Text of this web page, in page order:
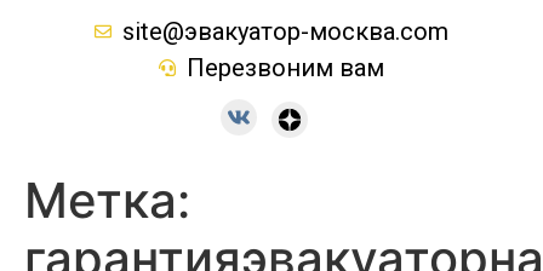
site@эвакуатор-москва.com
Перезвоним вам
Метка: